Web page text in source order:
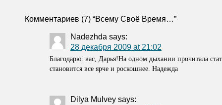
Комментариев (7) “Всему Своё Время…”
Nadezhda says:
28 декабря 2009 at 21:02
Благодарю. вас, Дарья!На одном дыхании прочитала
становится все ярче и роскошнее. Надежда
Dilya Mulvey says: